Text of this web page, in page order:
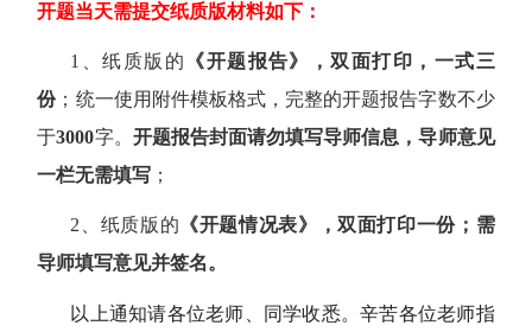
开题当天需提交纸质版材料如下：
1、纸质版的 《开题报告》，双面打印，一式三
份 ；统一使用附件模板格式，完整的开题报告字数不少
于3000字。 开题报告封面请勿填写导师信息，导师意见
一栏无需填写 ；
2、纸质版的 《开题情况表》，双面打印一份；需
导师填写意见并签名。
以上通知请各位老师、同学收悉。辛苦各位老师指